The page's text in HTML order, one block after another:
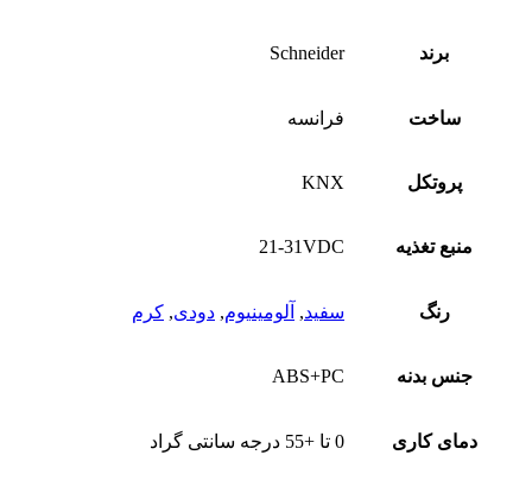
برند Schneider
ساخت فرانسه
پروتکل KNX
منبع تغذیه 21-31VDC
رنگ سفید, آلومینیوم, دودی, کرم
جنس بدنه ABS+PC
دمای کاری 0 تا +55 درجه سانتی گراد